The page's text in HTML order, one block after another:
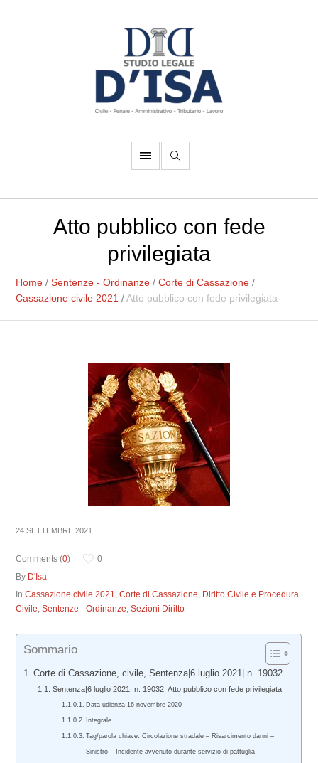
Atto pubblico con fede
privilegiata
Home /Sentenze - Ordinanze /Corte di Cassazione /
Cassazione civile 2021 /Atto pubblico con fede privilegiata
24 SETTEMBRE 2021
Comments (0)
0
By D'Isa
InCassazione civile 2021,Corte di Cassazione, Diritto Civile e Procedura
Civile,Sentenze - Ordinanze,Sezioni Diritto
Sommario
Corte di Cassazione, civile, Sentenza|6 luglio 2021| n. 19032.
Sentenza|6 luglio 2021| n. 19032. Atto pubblico con fede privilegiata
Data udienza 16 novembre 2020
Integrale
Tag/parola chiave: Circolazione stradale – Risarcimento danni –
Sinistro – Incidente avvenuto durante servizio di pattuglia –